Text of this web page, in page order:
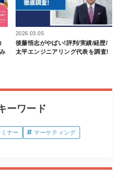
2026.03.05
後藤悟志がやばい!評判/実績/経歴/
太平エンジニアリング代表を調査!
ーワード
ミナー
マーケティング